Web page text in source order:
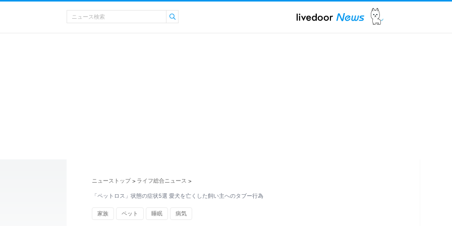
ニューストップ > ライフ総合ニュース >
「ペットロス」状態の症状5選 愛犬を亡くした飼い主へのタブー行為
家族 ペット 睡眠 病気